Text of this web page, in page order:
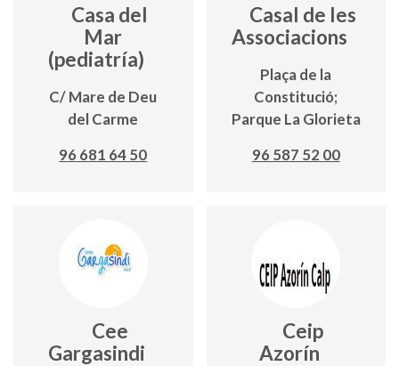
Casa del
Mar
(pediatría)
C/ Mare de Deu
del Carme
96 681 64 50
Casal de les
Associacions
Plaça de la
Constitució;
Parque La Glorieta
96 587 52 00
Cee
Gargasindi
Ceip
Azorín